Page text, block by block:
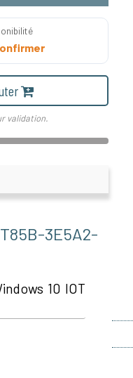
validation.
3E5A2-
10 IOT